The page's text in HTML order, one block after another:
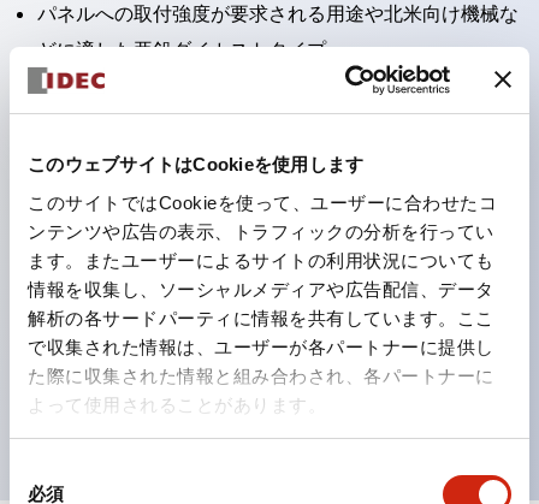
このウェブサイトはCookieを使用します
このサイトではCookieを使って、ユーザーに合わせたコ
ンテンツや広告の表示、トラフィックの分析を行ってい
ます。またユーザーによるサイトの利用状況についても
情報を収集し、ソーシャルメディアや広告配信、データ
解析の各サードパーティに情報を共有しています。ここ
で収集された情報は、ユーザーが各パートナーに提供し
た際に収集された情報と組み合わされ、各パートナーに
よって使用されることがあります。
必須
パネルへの取付強度が要求される用途や北米向け機械な
どに適した亜鉛ダイカストタイプ
フィンガープロテクション構造、ねじアップ端子構造、
保護構造IP20に対応したHW-U形コンタクトブロック
を搭載。
高電圧タイプのLED球が搭載可能になり、ダイレクト
タイプの定格使用電圧が最大240Vまで対応可能になり
ました。
ひとつで6色の役をこなすLED球（LSRD球）。これま
で色ごとに分かれていたLED球を、1色のLED球で各色
を表現できるようにしました。
UL、CSA、TÜV、CCC認証品。